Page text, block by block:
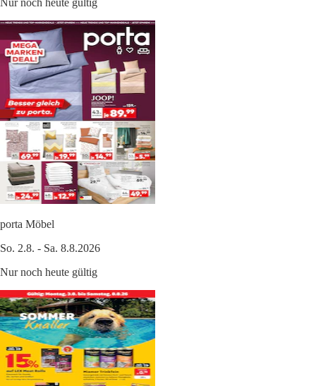
Nur noch heute gültig
porta Möbel
So. 2.8. - Sa. 8.8.2026
Nur noch heute gültig